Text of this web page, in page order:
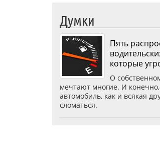
Думки
Пять
которые
О
мечтают многие. И
автомобиль, как и всякая
сломаться.